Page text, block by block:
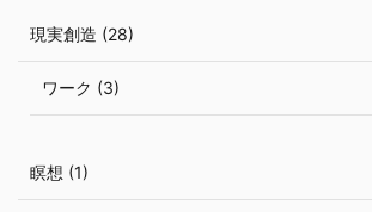
現実創造 (28)
ワーク (3)
瞑想 (1)